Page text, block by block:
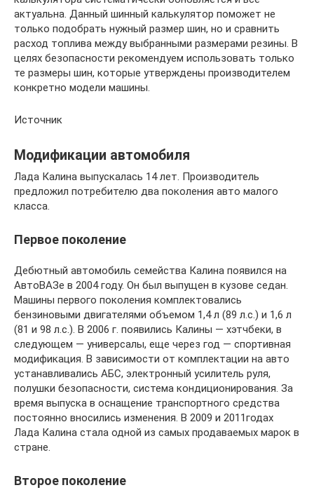
актуальна. Данный шинный калькулятор поможет не
только подобрать нужный размер шин, но и сравнить
расход топлива между выбранными размерами резины. В
целях безопасности рекомендуем использовать только
те размеры шин, которые утверждены производителем
конкретно модели машины.
Источник
Модификации автомобиля
Лада Калина выпускалась 14 лет. Производитель
предложил потребителю два поколения авто малого
класса.
Первое поколение
Дебютный автомобиль семейства Калина появился на
АвтоВАЗе в 2004 году. Он был выпущен в кузове седан.
Машины первого поколения комплектовались
бензиновыми двигателями объемом 1,4 л (89 л.с.) и 1,6 л
(81 и 98 л.с.). В 2006 г. появились Калины — хэтчбеки, в
следующем — универсалы, еще через год — спортивная
модификация. В зависимости от комплектации на авто
устанавливались АБС, электронный усилитель руля,
полушки безопасности, система кондиционирования. За
время выпуска в оснащение транспортного средства
постоянно вносились изменения. В 2009 и 2011годах
Лада Калина стала одной из самых продаваемых марок в
стране.
Второе поколение